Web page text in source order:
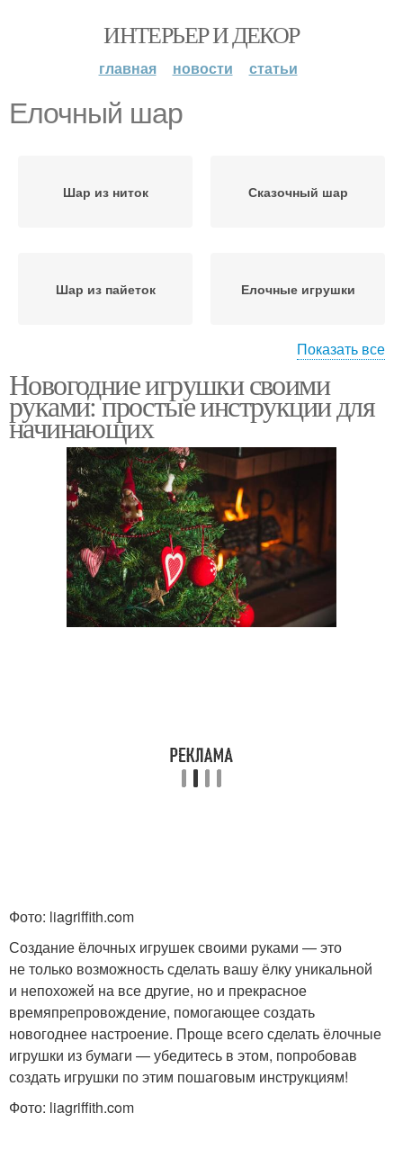
ИНТЕРЬЕР И ДЕКОР
главная новости статьи
Елочный шар
Шар из ниток Сказочный шар
Шар из пайеток Елочные игрушки
Воздушные шары Елочная игрушка
Новогодние шары
Шар из бумаги Шар в цветочках
Показать все
Новогодние игрушки своими
руками: простые инструкции для
начинающих
Фото: liagriffith.com
Создание ёлочных игрушек своими руками — это
не только возможность сделать вашу ёлку уникальной
и непохожей на все другие, но и прекрасное
времяпрепровождение, помогающее создать
новогоднее настроение. Проще всего сделать ёлочные
игрушки из бумаги — убедитесь в этом, попробовав
создать игрушки по этим пошаговым инструкциям!
Фото: liagriffith.com